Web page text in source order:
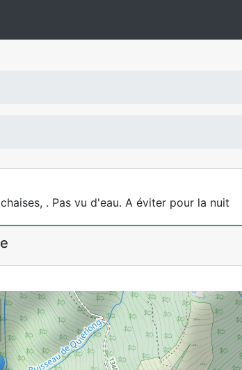
. Pas vu d'eau. A éviter pour la nuit